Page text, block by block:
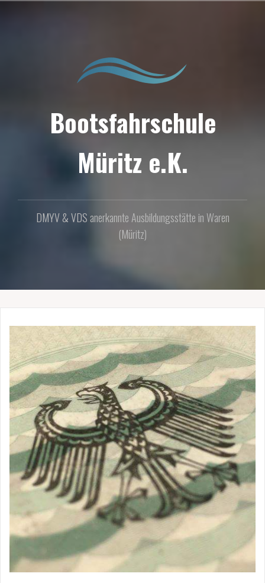
Bootsfahrschule
Müritz e.K.
DMYV & VDS anerkannte Ausbildungsstätte in Waren
(Müritz)